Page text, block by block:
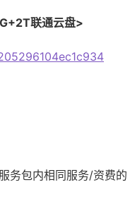
联通云盘>
务包内相同服务/资费的